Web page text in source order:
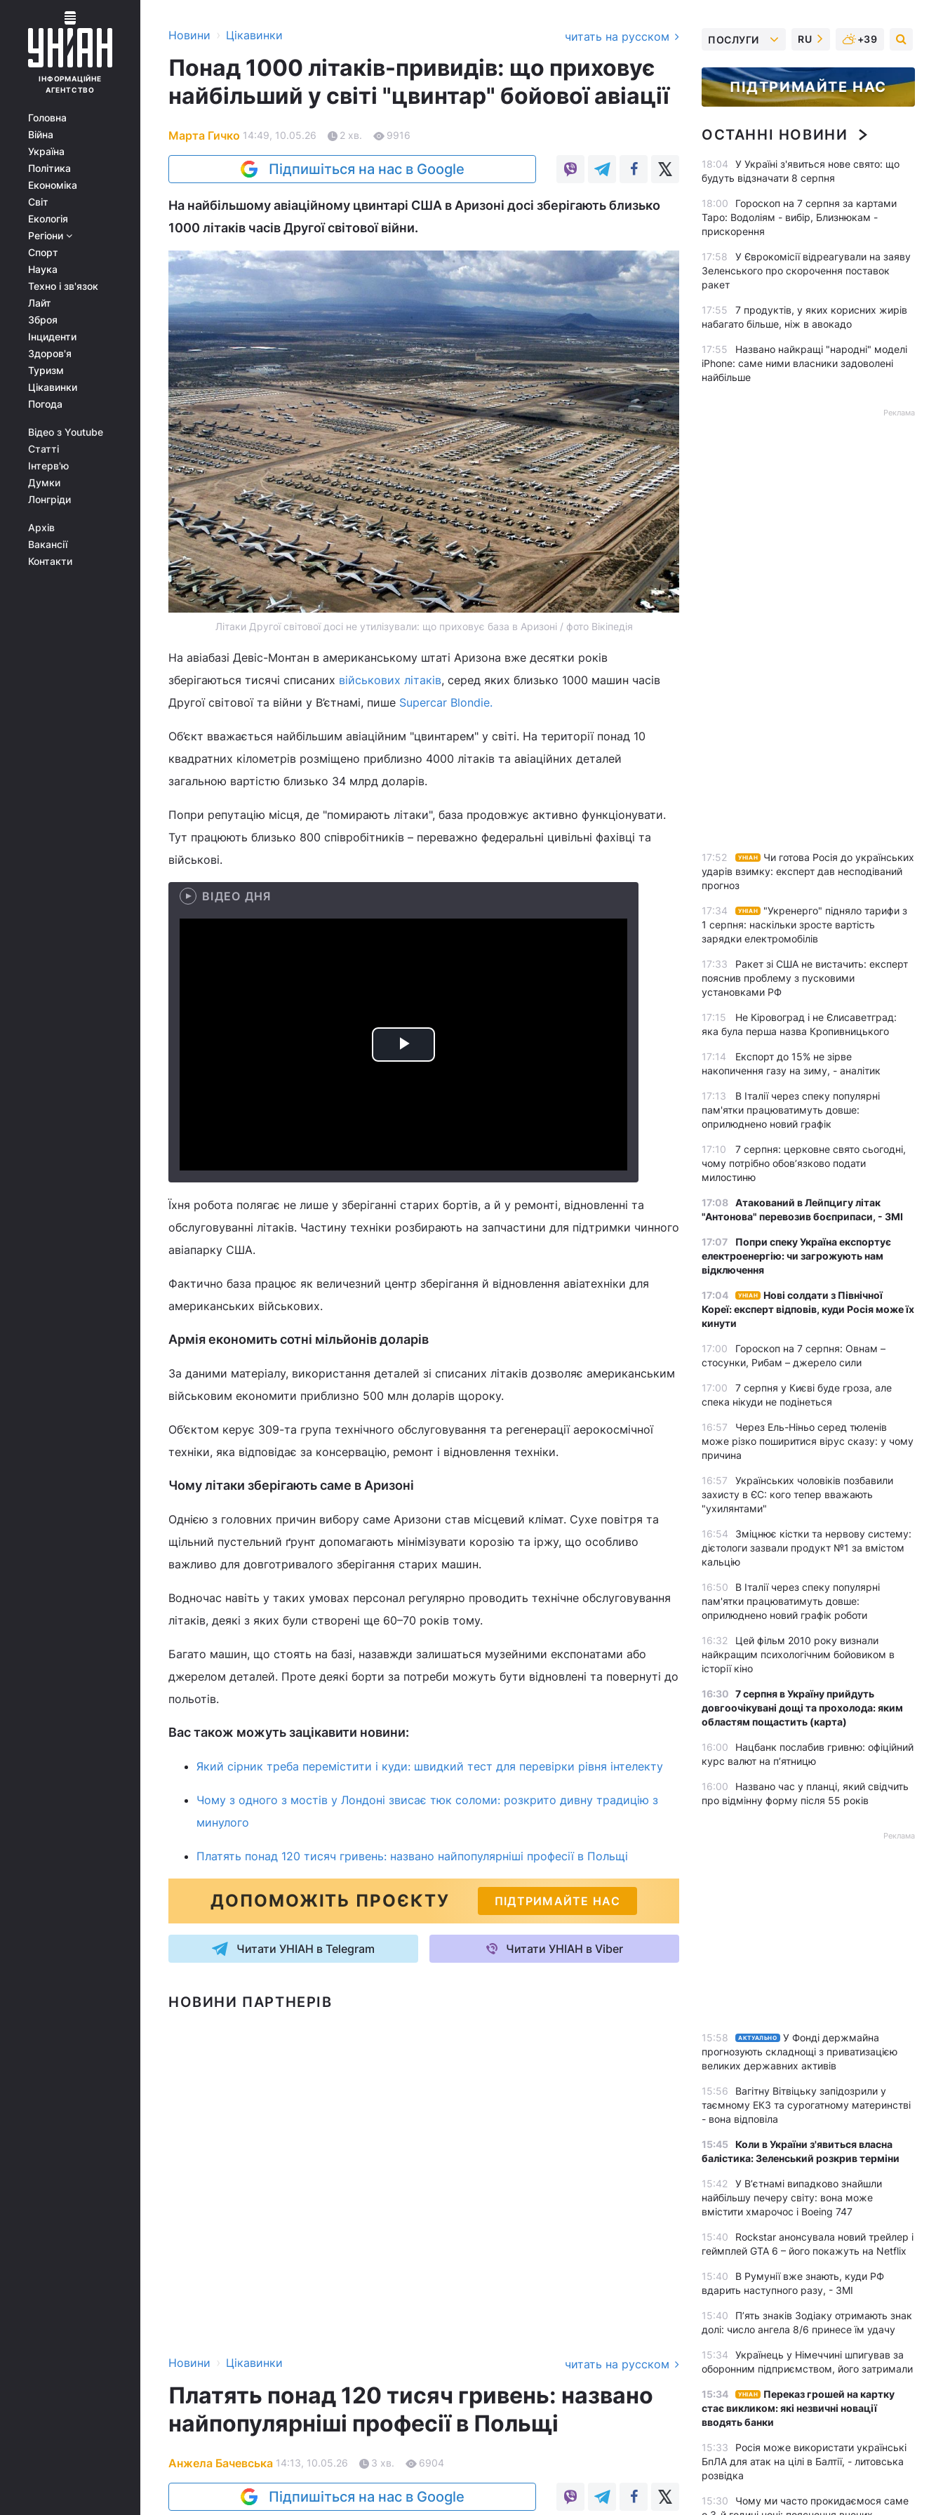
ІНФОРМАЦІЙНЕ
АГЕНТСТВО
Головна
Війна
Україна
Політика
Економіка
Світ
Екологія
Регіони
Спорт
Наука
Техно і зв'язок
Лайт
Зброя
Інциденти
Здоров'я
Туризм
Цікавинки
Погода
Відео з Youtube
Статті
Інтерв'ю
Думки
Лонгріди
Архів
Вакансії
Контакти
Новини › Цікавинки читать на русском
Понад 1000 літаків-привидів: що приховує
найбільший у світі "цвинтар" бойової авіації
Марта Гичко 14:49, 10.05.26 2 хв. 9916
Підпишіться на нас в Google
На найбільшому авіаційному цвинтарі США в Аризоні досі зберігають близько
1000 літаків часів Другої світової війни.
Літаки Другої світової досі не утилізували: що приховує база в Аризоні / фото Вікіпедія
На авіабазі Девіс-Монтан в американському штаті Аризона вже десятки років
зберігаються тисячі списаних військових літаків, серед яких близько 1000 машин часів
Другої світової та війни у В’єтнамі, пише Supercar Blondie.
Об’єкт вважається найбільшим авіаційним "цвинтарем" у світі. На території понад 10
квадратних кілометрів розміщено приблизно 4000 літаків та авіаційних деталей
загальною вартістю близько 34 млрд доларів.
Попри репутацію місця, де "помирають літаки", база продовжує активно функціонувати.
Тут працюють близько 800 співробітників – переважно федеральні цивільні фахівці та
військові.
ВІДЕО ДНЯ
Play
Їхня робота полягає не лише у зберіганні старих бортів, а й у ремонті, відновленні та
обслуговуванні літаків. Частину техніки розбирають на запчастини для підтримки чинного
авіапарку США.
Фактично база працює як величезний центр зберігання й відновлення авіатехніки для
американських військових.
Армія економить сотні мільйонів доларів
За даними матеріалу, використання деталей зі списаних літаків дозволяє американським
військовим економити приблизно 500 млн доларів щороку.
Об’єктом керує 309-та група технічного обслуговування та регенерації аерокосмічної
техніки, яка відповідає за консервацію, ремонт і відновлення техніки.
Чому літаки зберігають саме в Аризоні
Однією з головних причин вибору саме Аризони став місцевий клімат. Сухе повітря та
щільний пустельний ґрунт допомагають мінімізувати корозію та іржу, що особливо
важливо для довготривалого зберігання старих машин.
Водночас навіть у таких умовах персонал регулярно проводить технічне обслуговування
літаків, деякі з яких були створені ще 60–70 років тому.
Багато машин, що стоять на базі, назавжди залишаться музейними експонатами або
джерелом деталей. Проте деякі борти за потреби можуть бути відновлені та повернуті до
польотів.
Вас також можуть зацікавити новини:
Який сірник треба перемістити і куди: швидкий тест для перевірки рівня інтелекту
Чому з одного з мостів у Лондоні звисає тюк соломи: розкрито дивну традицію з
минулого
Платять понад 120 тисяч гривень: названо найпопулярніші професії в Польщі
ДОПОМОЖІТЬ ПРОЄКТУ ПІДТРИМАЙТЕ НАС
Читати УНІАН в Telegram Читати УНІАН в Viber
НОВИНИ ПАРТНЕРІВ
Новини › Цікавинки читать на русском
Платять понад 120 тисяч гривень: названо
найпопулярніші професії в Польщі
Анжела Бачевська 14:13, 10.05.26 3 хв. 6904
Підпишіться на нас в Google
ПОСЛУГИ RU +39
ПІДТРИМАЙТЕ НАС
ОСТАННІ НОВИНИ
18:04
У Україні з'явиться нове свято: що
будуть відзначати 8 серпня
18:00
Гороскоп на 7 серпня за картами
Таро: Водоліям - вибір, Близнюкам -
прискорення
17:58
У Єврокомісії відреагували на заяву
Зеленського про скорочення поставок
ракет
17:55
7 продуктів, у яких корисних жирів
набагато більше, ніж в авокадо
17:55
Названо найкращі "народні" моделі
iPhone: саме ними власники задоволені
найбільше
Реклама
17:52 УНІАН
Чи готова Росія до українських
ударів взимку: експерт дав несподіваний
прогноз
17:34 УНІАН
"Укренерго" підняло тарифи з
1 серпня: наскільки зросте вартість
зарядки електромобілів
17:33
Ракет зі США не вистачить: експерт
пояснив проблему з пусковими
установками РФ
17:15
Не Кіровоград і не Єлисаветград:
яка була перша назва Кропивницького
17:14
Експорт до 15% не зірве
накопичення газу на зиму, - аналітик
17:13
В Італії через спеку популярні
пам'ятки працюватимуть довше:
оприлюднено новий графік
17:10
7 серпня: церковне свято сьогодні,
чому потрібно обов’язково подати
милостиню
17:08 Атакований в Лейпцигу літак
"Антонова" перевозив боєприпаси, - ЗМІ
17:07
Попри спеку Україна експортує
електроенергію: чи загрожують нам
відключення
17:04 УНІАН
Нові солдати з Північної
Кореї: експерт відповів, куди Росія може їх
кинути
17:00
Гороскоп на 7 серпня: Овнам –
стосунки, Рибам – джерело сили
17:00
7 серпня у Києві буде гроза, але
спека нікуди не подінеться
16:57
Через Ель-Ніньо серед тюленів
може різко поширитися вірус сказу: у чому
причина
16:57
Українських чоловіків позбавили
захисту в ЄС: кого тепер вважають
"ухилянтами"
16:54
Зміцнює кістки та нервову систему:
дієтологи зазвали продукт №1 за вмістом
кальцію
16:50
В Італії через спеку популярні
пам'ятки працюватимуть довше:
оприлюднено новий графік роботи
16:32
Цей фільм 2010 року визнали
найкращим психологічним бойовиком в
історії кіно
16:30 7 серпня в Україну прийдуть
довгоочікувані дощі та прохолода: яким
областям пощастить (карта)
16:00
Нацбанк послабив гривню: офіційний
курс валют на п’ятницю
16:00
Названо час у планці, який свідчить
про відмінну форму після 55 років
Реклама
15:58 АКТУАЛЬНО
У Фонді держмайна
прогнозують складнощі з приватизацією
великих державних активів
15:56
Вагітну Вітвіцьку запідозрили у
таємному ЕКЗ та сурогатному материнстві
- вона відповіла
15:45 Коли в України з'явиться власна
балістика: Зеленський розкрив терміни
15:42
У Вʼєтнамі випадково знайшли
найбільшу печеру світу: вона може
вмістити хмарочос і Boeing 747
15:40
Rockstar анонсувала новий трейлер і
геймплей GTA 6 – його покажуть на Netflix
15:40
В Румунії вже знають, куди РФ
вдарить наступного разу, - ЗМІ
15:40
П’ять знаків Зодіаку отримають знак
долі: число ангела 8/6 принесе їм удачу
15:34
Українець у Німеччині шпигував за
оборонним підприємством, його затримали
15:34 УНІАН
Переказ грошей на картку
стає викликом: які незвичні новації
вводять банки
15:33
Росія може використати українські
БпЛА для атак на цілі в Балтії, - литовська
розвідка
15:30
Чому ми часто прокидаємося саме